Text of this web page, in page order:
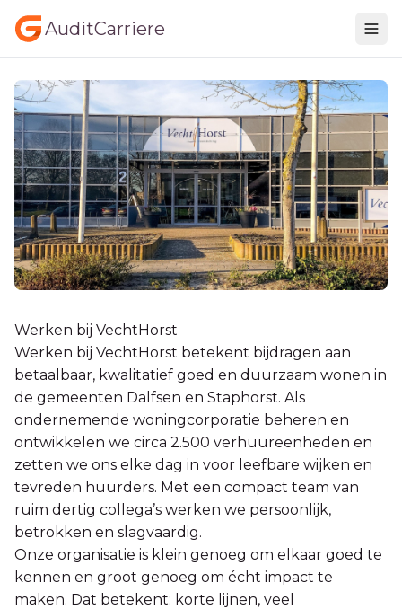
AuditCarriere
Werken bij VechtHorst
Werken bij VechtHorst betekent bijdragen aan
betaalbaar, kwalitatief goed en duurzaam wonen in
de gemeenten Dalfsen en Staphorst. Als
ondernemende woningcorporatie beheren en
ontwikkelen we circa 2.500 verhuureenheden en
zetten we ons elke dag in voor leefbare wijken en
tevreden huurders. Met een compact team van
ruim dertig collega’s werken we persoonlijk,
betrokken en slagvaardig.
Onze organisatie is klein genoeg om elkaar goed te
kennen en groot genoeg om écht impact te
maken. Dat betekent: korte lijnen, veel